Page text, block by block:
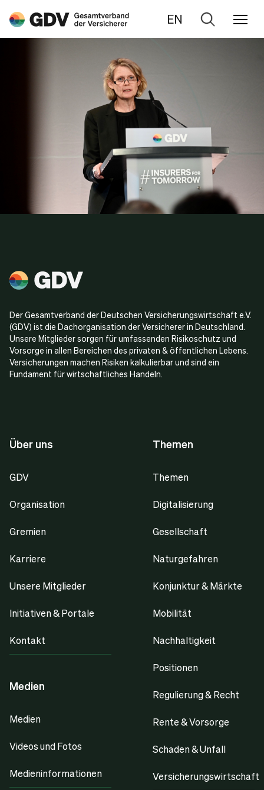
EN
Zur
Der Gesamtverband der Deutschen Versicherungswirtschaft e.V.
(GDV) ist die Dachorganisation der Versicherer in Deutschland.
Unsere Mitglieder sorgen für umfassenden Risikoschutz und
Vorsorge in allen Bereichen des privaten & öffentlichen Lebens.
Versicherungen machen Risiken kalkulierbar und sind ein
Fundament für wirtschaftliches Handeln.
Über uns
GDV
Organisation
Gremien
Karriere
Unsere Mitglieder
Initiativen & Portale
Kontakt
Medien
Medien
Videos und Fotos
Medieninformationen
Themen
Themen
Digitalisierung
Gesellschaft
Naturgefahren
Konjunktur & Märkte
Mobilität
Nachhaltigkeit
Positionen
Regulierung & Recht
Rente & Vorsorge
Schaden & Unfall
Versicherungswirtschaft